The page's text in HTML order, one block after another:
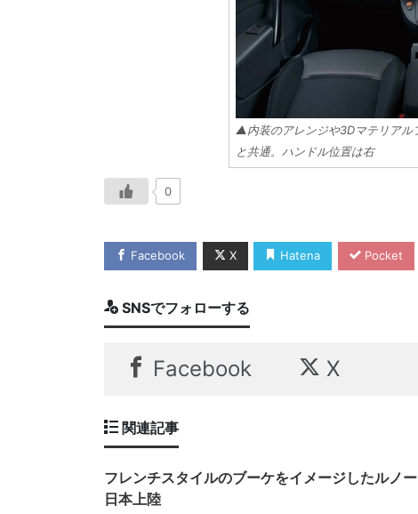
▲内装のアレンジや3Dマテリアル
と共通。ハンドル位置は右
0
Facebook X Hatena Pocket
SNSでフォローする
Facebook X
関連記事
フレンチスタイルのブーケをイメージしたルノ
日本上陸